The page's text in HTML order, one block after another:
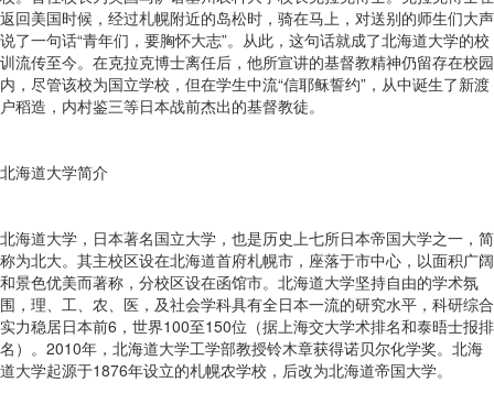
返回美国时候，经过札幌附近的岛松时，骑在马上，对送别的师生们大声
说了一句话“青年们，要胸怀大志”。从此，这句话就成了北海道大学的校
训流传至今。在克拉克博士离任后，他所宣讲的基督教精神仍留存在校园
内，尽管该校为国立学校，但在学生中流“信耶稣誓约”，从中诞生了新渡
户稻造，内村鉴三等日本战前杰出的基督教徒。
北海道大学简介
北海道大学，日本著名国立大学，也是历史上七所日本帝国大学之一，简
称为北大。其主校区设在北海道首府札幌市，座落于市中心，以面积广阔
和景色优美而著称，分校区设在函馆市。北海道大学坚持自由的学术氛
围，理、工、农、医，及社会学科具有全日本一流的研究水平，科研综合
实力稳居日本前6，世界100至150位（据上海交大学术排名和泰晤士报排
名）。2010年，北海道大学工学部教授铃木章获得诺贝尔化学奖。北海
道大学起源于1876年设立的札幌农学校，后改为北海道帝国大学。